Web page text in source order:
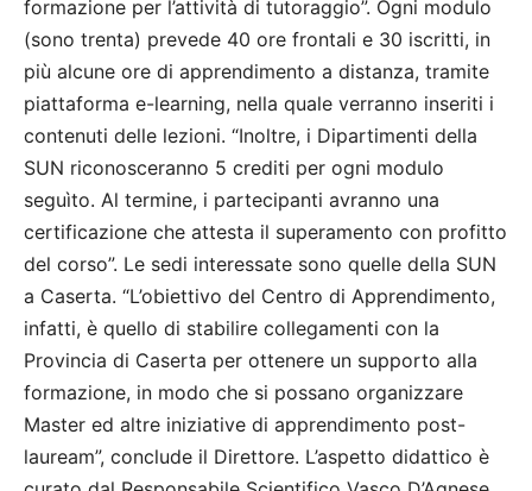
formazione per l’attività di tutoraggio”. Ogni modulo
(sono trenta) prevede 40 ore frontali e 30 iscritti, in
più alcune ore di apprendimento a distanza, tramite
piattaforma e-learning, nella quale verranno inseriti i
contenuti delle lezioni. “Inoltre, i Dipartimenti della
SUN riconosceranno 5 crediti per ogni modulo
seguìto. Al termine, i partecipanti avranno una
certificazione che attesta il superamento con profitto
del corso”. Le sedi interessate sono quelle della SUN
a Caserta. “L’obiettivo del Centro di Apprendimento,
infatti, è quello di stabilire collegamenti con la
Provincia di Caserta per ottenere un supporto alla
formazione, in modo che si possano organizzare
Master ed altre iniziative di apprendimento post-
lauream”, conclude il Direttore. L’aspetto didattico è